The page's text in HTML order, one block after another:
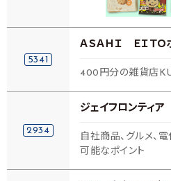
5341
ＡＳＡＨＩ ＥＩＴＯ
400円分の雑貨店
2934
ジェイフロンティア
自社商品、グルメ、
可能なポイント